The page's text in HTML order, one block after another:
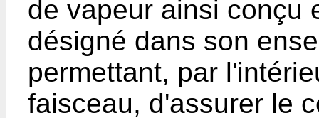
de vapeur ainsi conçu
désigné dans son
permettant, par
faisceau, d'assurer le